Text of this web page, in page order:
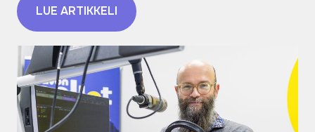
LUE ARTIKKELI